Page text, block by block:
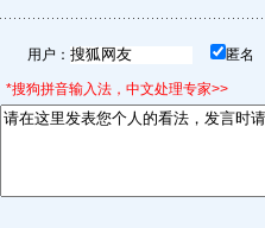
用户： 匿名
*搜狗拼音输入法，中文处理专家>>